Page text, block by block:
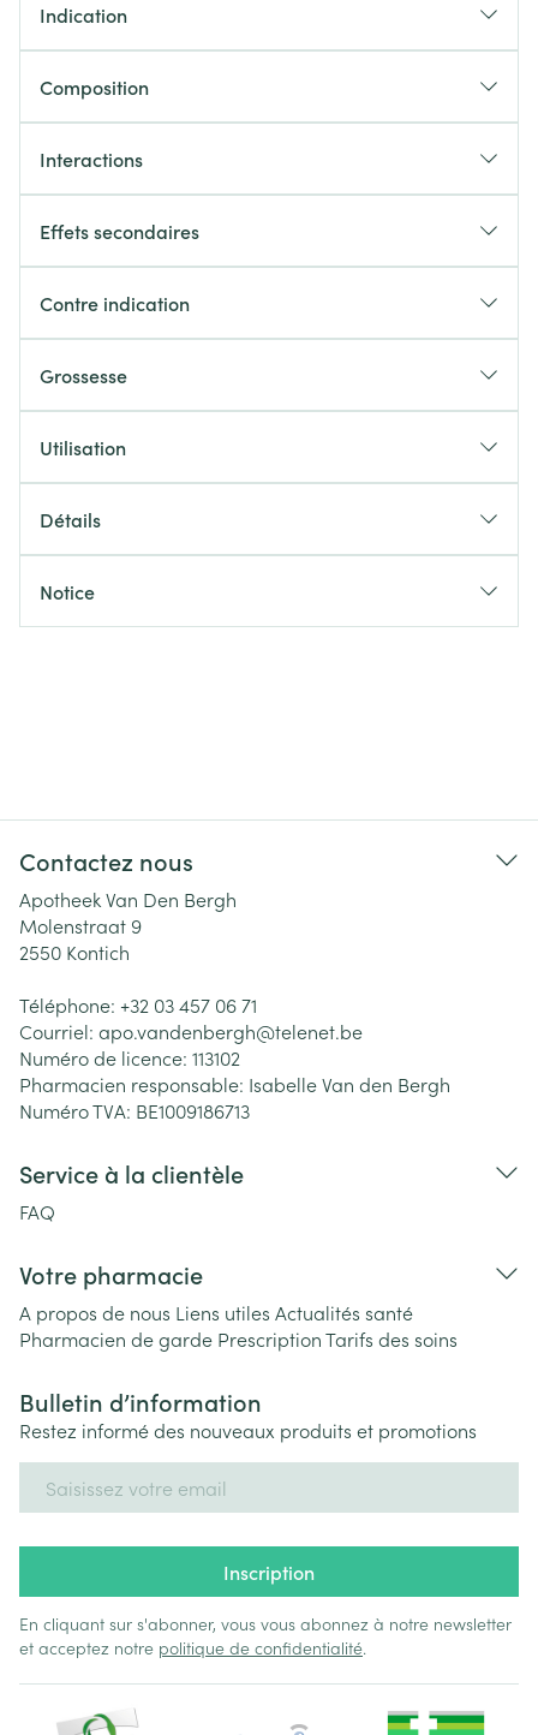
Indication
Composition
Interactions
Effets secondaires
Contre indication
Grossesse
Utilisation
Détails
Notice
Contactez nous
Apotheek Van Den Bergh
Molenstraat 9
2550 Kontich
Téléphone: +32 03 457 06 71
Courriel: apo.vandenbergh@telenet.be
Numéro de licence: 113102
Pharmacien responsable: Isabelle Van den Bergh
Numéro TVA: BE1009186713
Service à la clientèle
FAQ
Votre pharmacie
A propos de nous Liens utiles Actualités santé
Pharmacien de garde PrescriptionTarifs des soins
Bulletin d’information
Restez informé des nouveaux produits et promotions
Inscription
En cliquant sur s'abonner, vous vous abonnez à notre newsletter
et acceptez notre politique de confidentialité.